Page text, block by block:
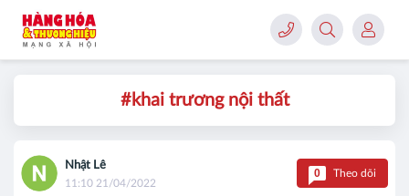
#khai trương nội thất
Nhật Lê
11:10 21/04/2022
0 Theo dõi